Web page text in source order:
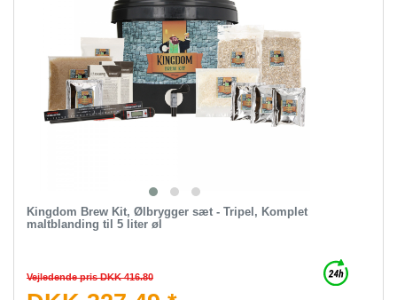
Kingdom Brew Kit, Ølbrygger sæt - Tripel, Komplet
maltblanding til 5 liter øl
Vejledende pris DKK 416.80